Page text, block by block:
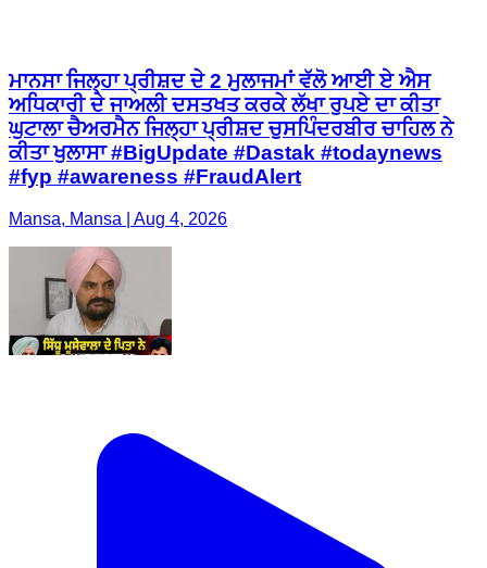
ਮਾਨਸਾ ਜਿਲ੍ਹਾ ਪ੍ਰੀਸ਼ਦ ਦੇ 2 ਮੁਲਾਜਮਾਂ ਵੱਲੋ ਆਈ ਏ ਐਸ
ਅਧਿਕਾਰੀ ਦੇ ਜਾਅਲੀ ਦਸਤਖਤ ਕਰਕੇ ਲੱਖਾ ਰੁਪਏ ਦਾ ਕੀਤਾ
ਘੁਟਾਲਾ ਚੈਅਰਮੈਨ ਜਿਲ੍ਹਾ ਪ੍ਰੀਸ਼ਦ ਚੁਸਪਿੰਦਰਬੀਰ ਚਾਹਿਲ ਨੇ
ਕੀਤਾ ਖੁਲਾਸਾ #BigUpdate #Dastak #todaynews
#fyp #awareness #FraudAlert
Mansa, Mansa | Aug 4, 2026